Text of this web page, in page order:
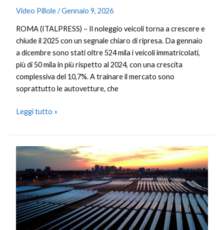
Video Pillole/Gennaio 9, 2026
ROMA (ITALPRESS) – Il noleggio veicoli torna a crescere e
chiude il 2025 con un segnale chiaro di ripresa. Da gennaio
a dicembre sono stati oltre 524 mila i veicoli immatricolati,
più di 50 mila in più rispetto al 2024, con una crescita
complessiva del 10,7%. A trainare il mercato sono
soprattutto le autovetture, che
Leggi tutto »
La
accelera
sullo
sviluppo
dei
servizi